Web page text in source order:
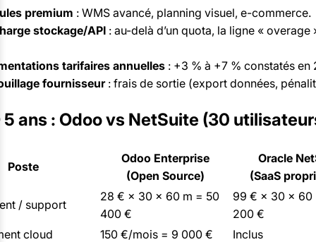
premium : WMS avancé, planning visuel, e-commerce.
stockage/API : au-delà d’un quota, la ligne « overage
tarifaires annuelles : +3 % à +7 % constatés en
fournisseur: frais de sortie (export données,
5 ans : Odoo vs NetSuite (30
Poste
Odoo Enterprise
(Open Source)
Oracle
(SaaS
/ support
28 € × 30 × 60 m = 50
400 €
99 € × 30 × 60
200 €
cloud
150 €/mois = 9 000 €
Inclus